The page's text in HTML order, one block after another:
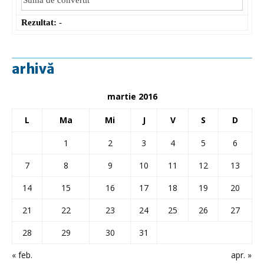
Rezultat: -
arhivă
martie 2016
L Ma Mi J V S D
« feb. apr. »
1 2 3 4 5
6
7
8 9 10 11 12
13
14
15 16 17 18 19
20
21
22 23 24 25 26
27
28
29 30 31